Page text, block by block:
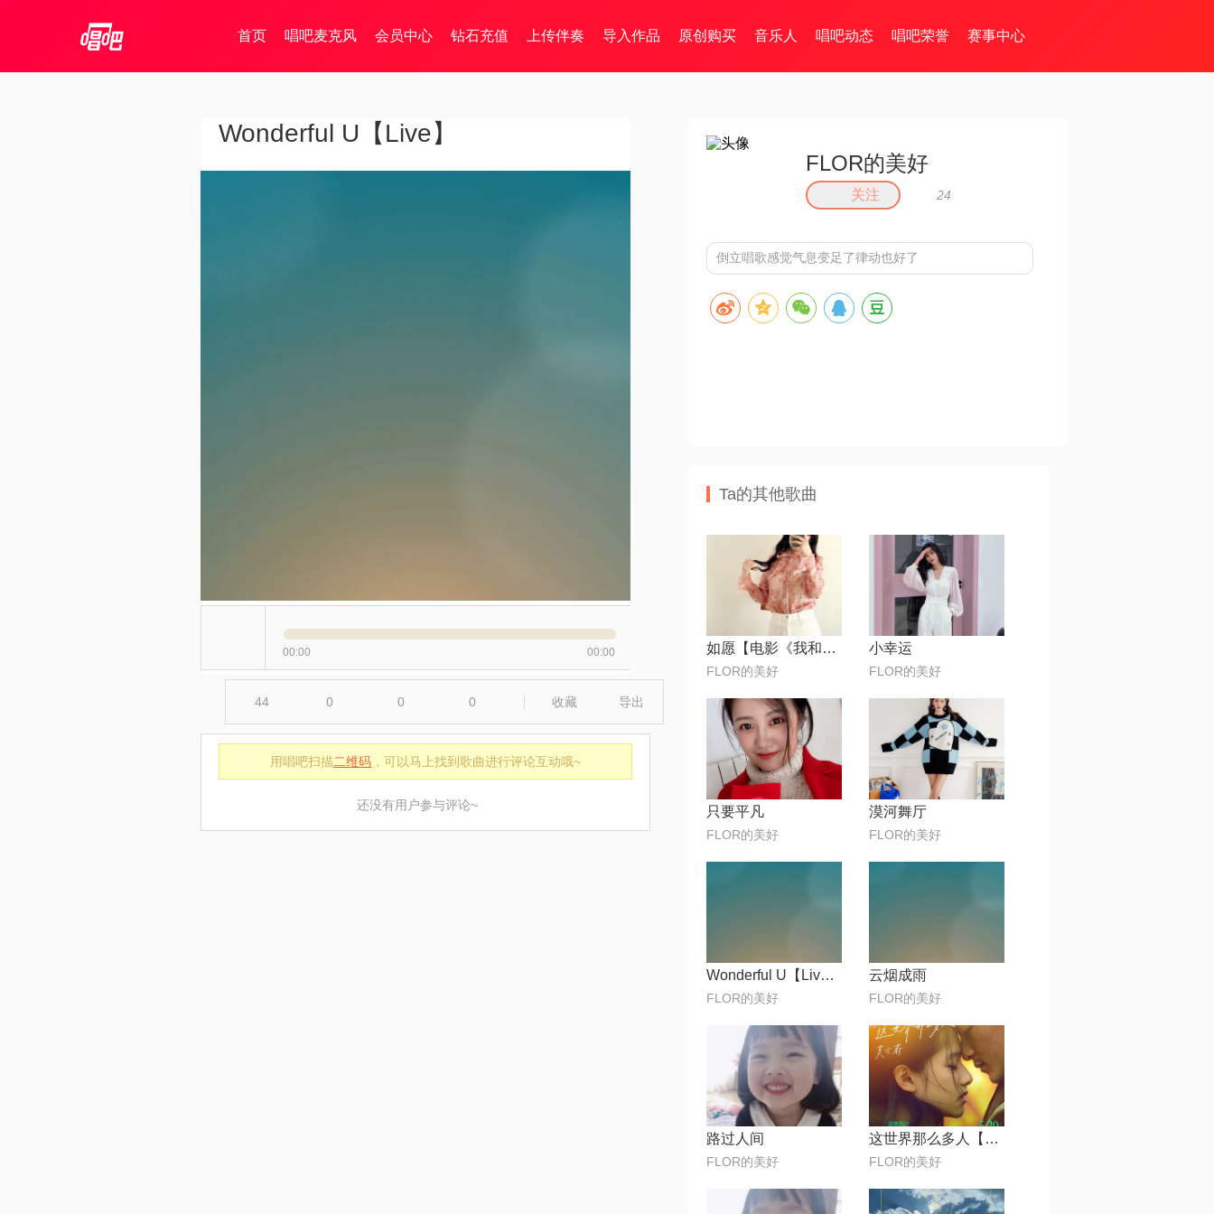
首页 唱吧麦克风 会员中心 钻石充值 上传伴奏 导入作品 原创购买 音乐人 唱吧动态 唱吧荣誉 赛事中心
Wonderful U【Live】
00:00 00:00
44 0 0 0 收藏 导出
用唱吧扫描二维码 ，可以马上找到歌曲进行评论互动哦~
还没有用户参与评论~
FLOR的美好
关注 24
倒立唱歌感觉气息变足了律动也好了
Ta的其他歌曲
如愿【电影《我和我的父辈》主题推广曲】
FLOR的美好
小幸运
FLOR的美好
只要平凡
FLOR的美好
漠河舞厅
FLOR的美好
Wonderful U【Live】
FLOR的美好
云烟成雨
FLOR的美好
路过人间
FLOR的美好
这世界那么多人【电影《我要我们在一起》主题曲】
FLOR的美好